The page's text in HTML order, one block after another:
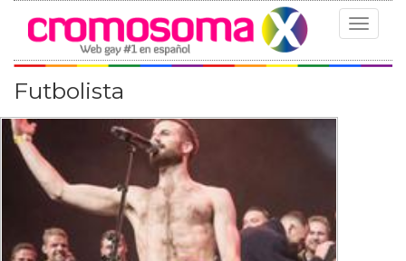
Toggle
Futbolista